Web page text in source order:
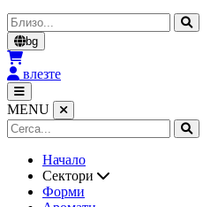
Cerca
bg
влезте
MENU
Начало
Сектори
Форми